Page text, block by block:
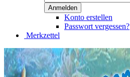
Konto erstellen
Passwort vergessen?
Merkzettel